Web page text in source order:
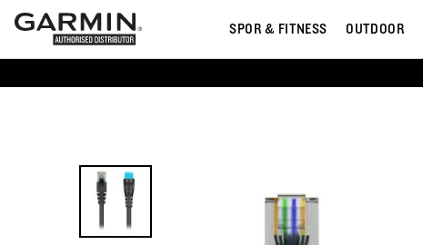
SPOR & FITNESS OUTDOOR